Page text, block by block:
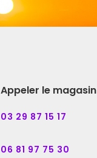
Appeler le magasin
03 29 87 15 17
06 81 97 75 30